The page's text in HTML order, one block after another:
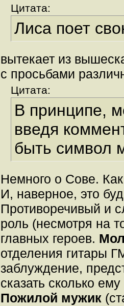
Цитата:
Лиса поет
вытекает из
с просьбами
Цитата:
В принципе,
введя
быть символ
Немного о Сове.
И, наверное, это
Противоречивый и
роль (несмотря на
главных героев.
отделения гитары
заблуждение,
сказать сколько
Пожилой мужик